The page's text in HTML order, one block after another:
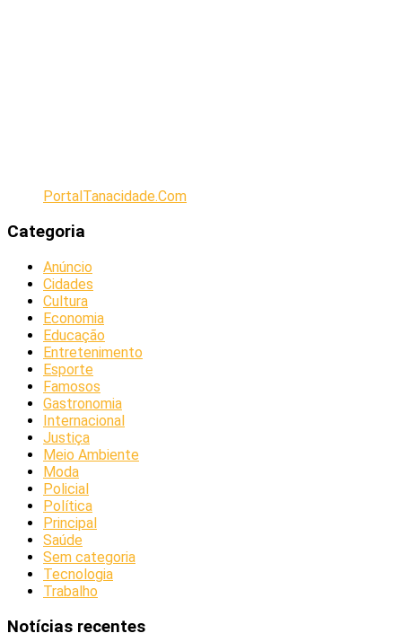
PortalTanacidade.Com
Categoria
Anúncio
Cidades
Cultura
Economia
Educação
Entretenimento
Esporte
Famosos
Gastronomia
Internacional
Justiça
Meio Ambiente
Moda
Policial
Política
Principal
Saúde
Sem categoria
Tecnologia
Trabalho
Notícias recentes